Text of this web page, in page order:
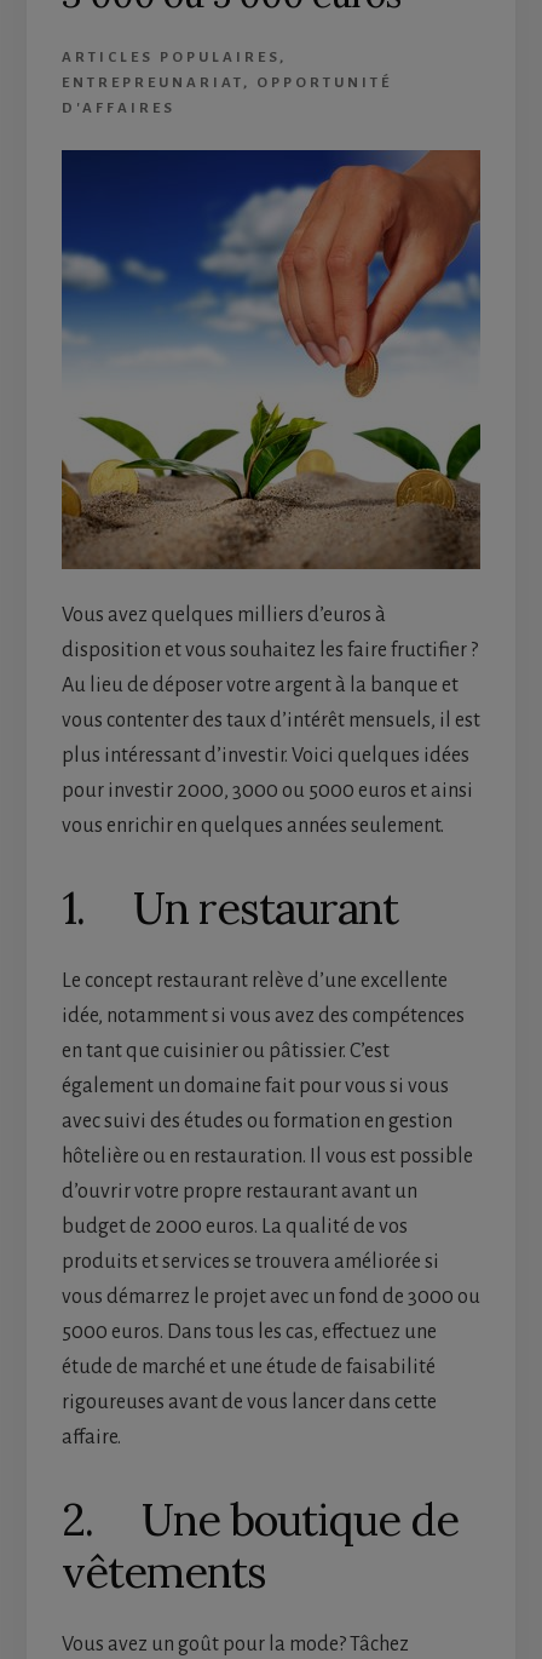
ARTICLES POPULAIRES ,
ENTREPREUNARIAT ,
OPPORTUNITÉ
D'AFFAIRES
Vous avez quelques milliers d’euros à
disposition et vous souhaitez les faire fructifier ?
Au lieu de déposer votre argent à la banque et
vous contenter des taux d’intérêt mensuels, il est
plus intéressant d’investir. Voici quelques idées
pour investir 2000, 3000 ou 5000 euros et ainsi
vous enrichir en quelques années seulement.
1. Un restaurant
Le concept restaurant relève d’une excellente
idée, notamment si vous avez des compétences
en tant que cuisinier ou pâtissier. C’est
également un domaine fait pour vous si vous
avec suivi des études ou formation en gestion
hôtelière ou en restauration. Il vous est possible
d’ouvrir votre propre restaurant avant un
budget de 2000 euros. La qualité de vos
produits et services se trouvera améliorée si
vous démarrez le projet avec un fond de 3000 ou
5000 euros. Dans tous les cas, effectuez une
étude de marché et une étude de faisabilité
rigoureuses avant de vous lancer dans cette
affaire.
2. Une boutique de
vêtements
Vous avez un goût pour la mode? Tâchez